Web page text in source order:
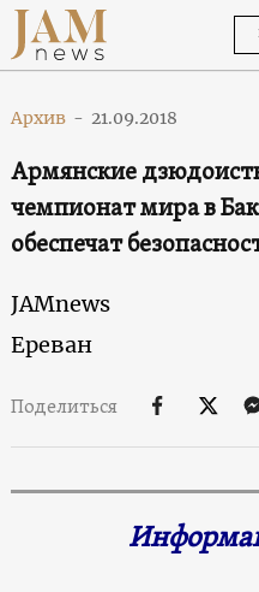
Архив - 21.09.2018
Армянские
чемпионат мира в
обеспечат
JAMnews
Ереван
Поделиться